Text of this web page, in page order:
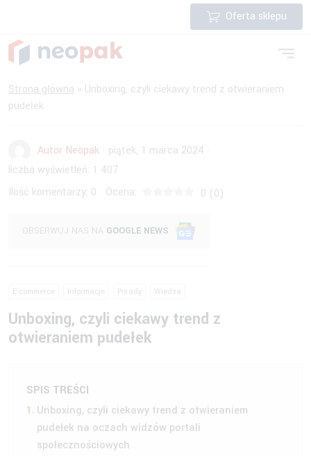
Oferta sklepu
Strona główna » Unboxing, czyli ciekawy trend z otwieraniem
pudełek
Autor Neopak · piątek, 1 marca 2024 ·
liczba wyświetleń: 1 407
Ilość komentarzy: 0 · Ocena: 0 (0)
OBSERWUJ NAS NA GOOGLE NEWS
E-commerce Informacje Porady Wiedza
Unboxing, czyli ciekawy trend z
otwieraniem pudełek
SPIS TREŚCI
Unboxing, czyli ciekawy trend z otwieraniem
pudełek na oczach widzów portali
społecznościowych